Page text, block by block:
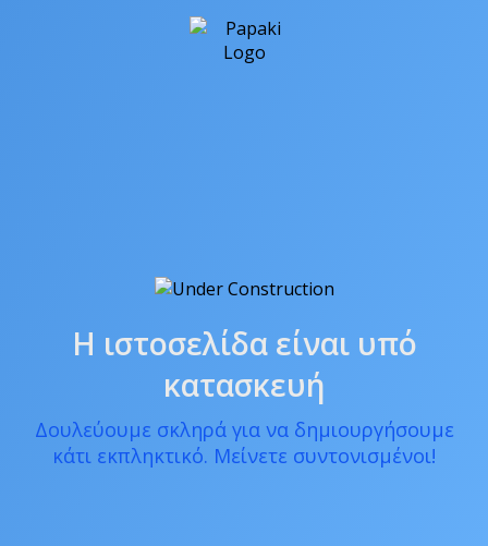
Η ιστοσελίδα είναι υπό
κατασκευή
Δουλεύουμε σκληρά για να δημιουργήσουμε
κάτι εκπληκτικό. Μείνετε συντονισμένοι!